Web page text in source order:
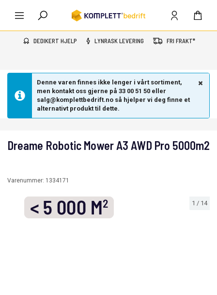
DEDIKERT HJELP LYNRASK LEVERING FRI FRAKT*
Denne varen finnes ikke lenger i vårt sortiment,
men kontakt oss gjerne på 33 00 51 50 eller
salg@komplettbedrift.no så hjelper vi deg finne et
alternativt produkt til dette.
1 / 14
Dreame Robotic Mower A3 AWD Pro 5000m2
Varenummer: 1334171